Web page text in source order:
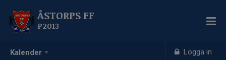
Kalender Logga in
ÅSTORPS FF
P2013